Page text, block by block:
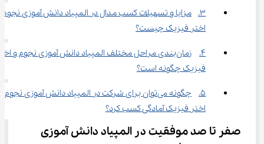
3.	مزایا و تسهیلات کسب مدال در المپیاد دانش آموزی
اختر فیزیک چیست؟
4.	زمان‌بندی مراحل مختلف المپیاد دانش آموزی نجوم و
فیزیک چگونه است؟
5.	چگونه می‌توان برای شرکت در المپیاد دانش آموزی نجوم
اختر فیزیک آمادگی کسب کرد؟
صفر تا صد موفقیت در المپیاد دانش آموزی